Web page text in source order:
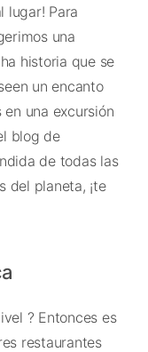
lugar! Para
una
historia que se
un encanto
una excursión
blog de
de todas las
del planeta, ¡te
? Entonces es
restaurantes